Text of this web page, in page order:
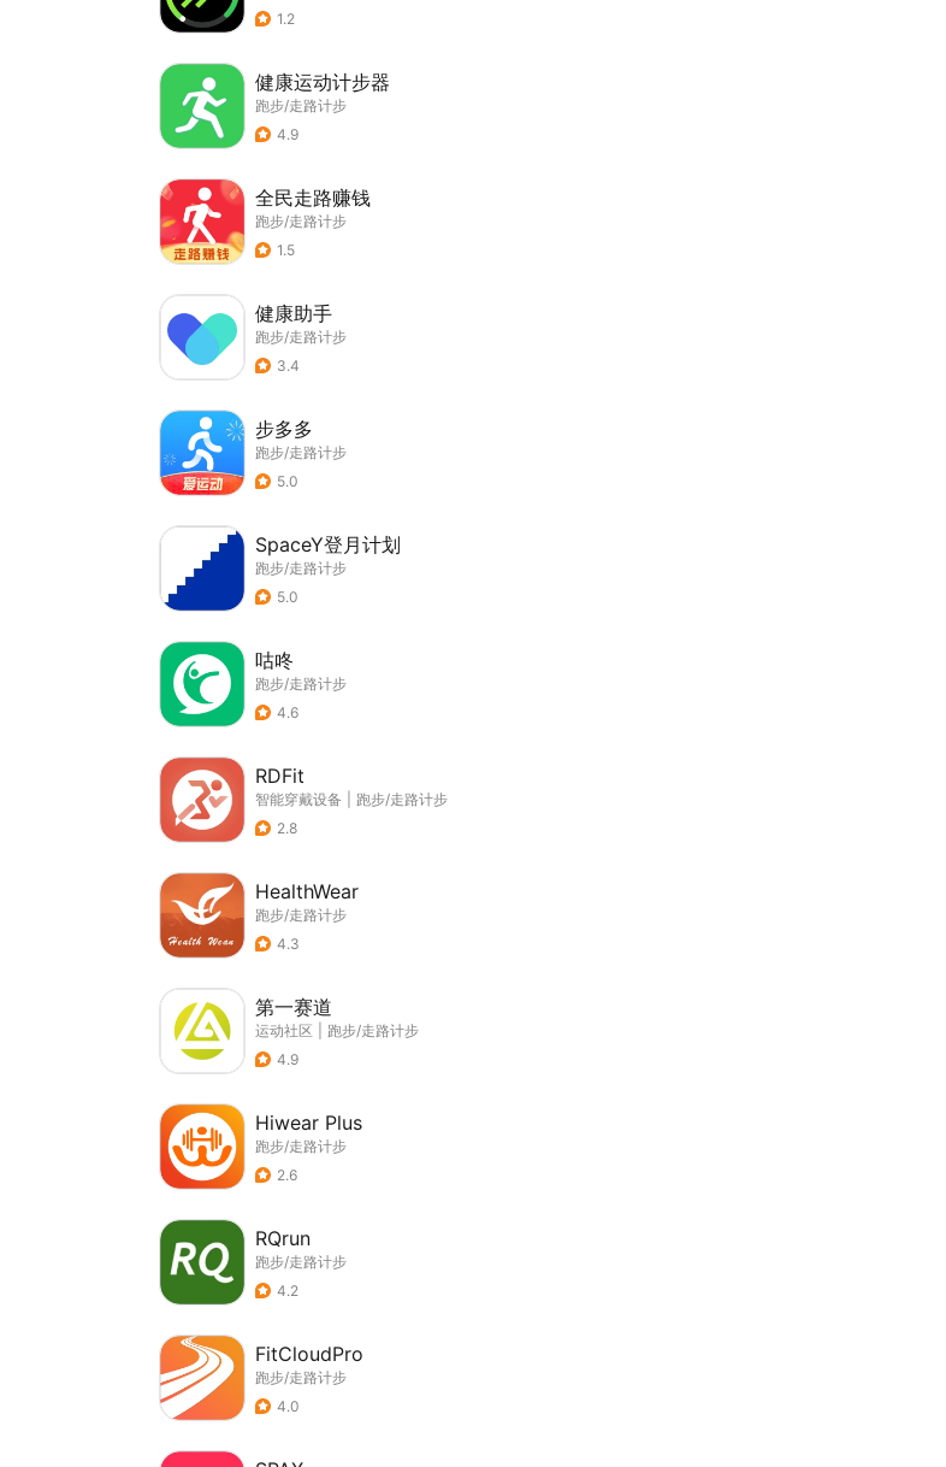
1.2
健康运动计步器
跑步/走路计步
4.9
全民走路赚钱
跑步/走路计步
1.5
健康助手
跑步/走路计步
3.4
步多多
跑步/走路计步
5.0
SpaceY登月计划
跑步/走路计步
5.0
咕咚
跑步/走路计步
4.6
RDFit
智能穿戴设备
跑步/走路计步
2.8
HealthWear
跑步/走路计步
4.3
第一赛道
运动社区
跑步/走路计步
4.9
Hiwear Plus
跑步/走路计步
2.6
RQrun
跑步/走路计步
4.2
FitCloudPro
跑步/走路计步
4.0